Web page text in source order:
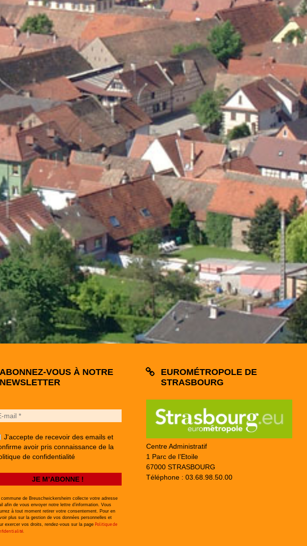
ABONNEZ-VOUS À NOTRE
NEWSLETTER
J'accepte de recevoir des emails et
avoir pris connaissance de la
de confidentialité
commune de Breuschwickersheim collecte votre adresse
afin de vous envoyer notre lettre d’information. Vous
à tout moment retirer votre consentement. Pour en
plus sur la gestion de vos données personnelles et
exercer vos droits, rendez-vous sur la page Politique de
EUROMÉTROPOLE DE
STRASBOURG
Centre Administratif
1 Parc de l’Etoile
67000 STRASBOURG
Téléphone : 03.68.98.50.00